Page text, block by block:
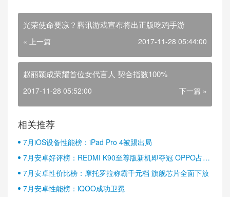
光荣使命要凉？腾讯游戏宣布将出正版吃鸡手游
« 上一篇 2017-11-28 05:44:00
赵丽颖成荣耀首位女代言人 契合指数100%
2017-11-28 05:52:00 下一篇 »
相关推荐
7月iOS设备性能榜：iPad Pro 4被踢出局
7月安卓好评榜：REDMI K90至尊版新机即夺冠 OPPO占据
半壁江山
7月安卓性价比榜：摩托罗拉称霸千元档 旗舰芯片全面下放
7月安卓性能榜：iQOO成功卫冕